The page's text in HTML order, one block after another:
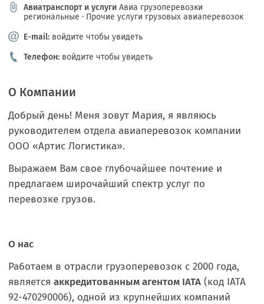
Авиатранспорт и услуги Авиа грузоперевозки
региональные · Прочие услуги грузовых авиаперевозок
E-mail: войдите чтобы увидеть
Телефон: войдите чтобы увидеть
О Компании
Добрый день! Меня зовут Мария, я являюсь
руководителем отдела авиаперевозок компании
ООО «Артис Логистика».
Выражаем Вам свое глубочайшее почтение и
предлагаем широчайший спектр услуг по
перевозке грузов.
О нас
Работаем в отрасли грузоперевозок с 2000 года,
является аккредитованным агентом IATA (код IATA
92-470290006), одной из крупнейших компаний